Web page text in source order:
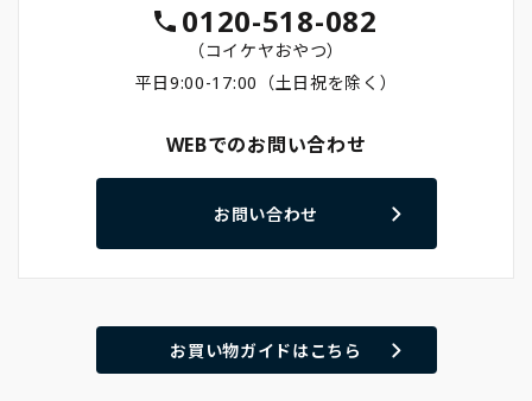
0120-518-082
（コイケヤおやつ）
平日9:00-17:00（土日祝を除く）
WEBでのお問い合わせ
お問い合わせ
お買い物ガイドはこちら